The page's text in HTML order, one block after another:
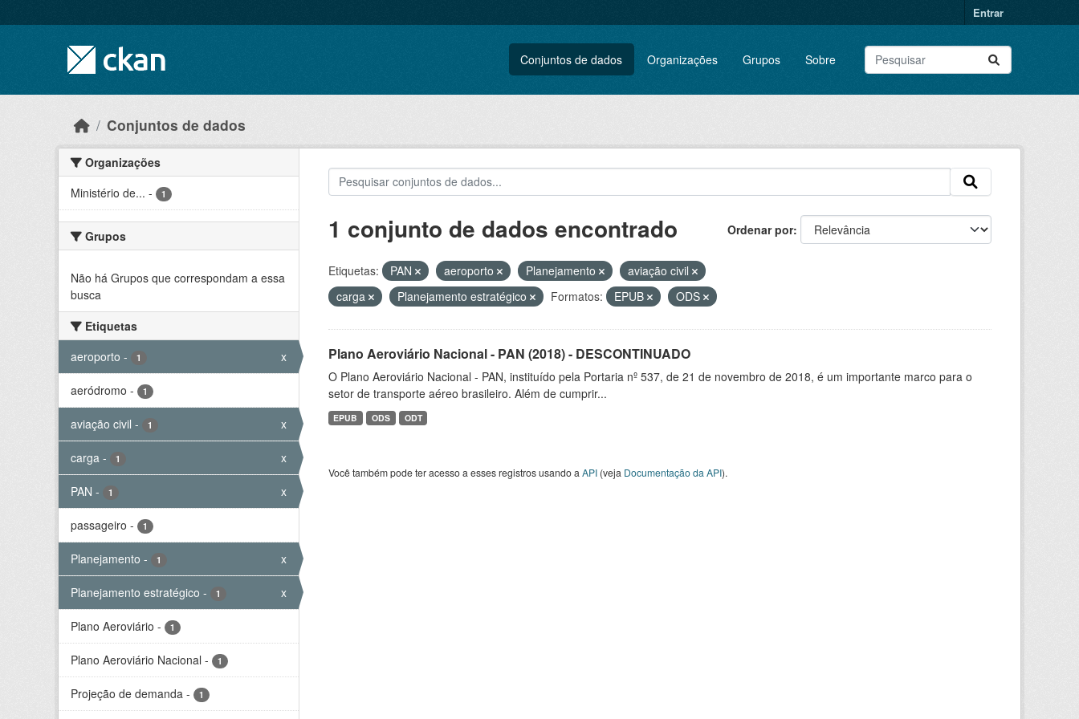
Entrar
Conjuntos de dados Organizações Grupos Sobre
Conjuntos de dados
Organizações
Ministério de... - 1
Grupos
Não há Grupos que correspondam a essa
busca
Etiquetas
aeroporto - 1 x
aeródromo - 1
aviação civil - 1 x
carga - 1 x
PAN - 1 x
passageiro - 1
Planejamento - 1 x
Planejamento estratégico - 1 x
Plano Aeroviário - 1
Plano Aeroviário Nacional - 1
Projeção de demanda - 1
Ordenar por
1 conjunto de dados encontrado
Etiquetas: PAN aeroporto Planejamento
aviação civil
carga
Planejamento estratégico Formatos: EPUB ODS
Plano Aeroviário Nacional - PAN (2018) - DESCONTINUADO
O Plano Aeroviário Nacional - PAN, instituído pela Portaria nº 537, de 21 de novembro de 2018, é um importante marco para o
setor de transporte aéreo brasileiro. Além de cumprir...
EPUB ODS ODT
Você também pode ter acesso a esses registros usando a API(veja Documentação da API).